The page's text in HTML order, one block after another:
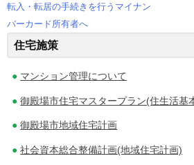
投
稿
ナ
ビ
ゲ
ー
転入・転居の手続きを行うマイナン
バーカード所有者へ
住宅施策
マンション管理について
御殿場市住宅マスタープラン(住生活基
御殿場市地域住宅計画
社会資本総合整備計画(地域住宅計画)